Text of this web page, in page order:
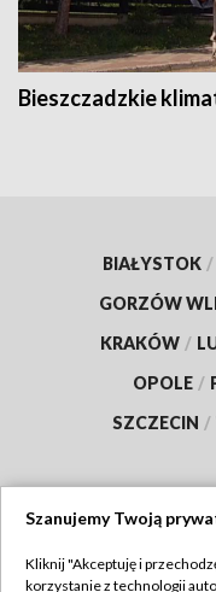
Bieszczadzkie
BIAŁYSTOK /
GORZÓW
KRAKÓW /
OPOLE /
SZCZECIN /
Szanujemy Twoją
Kliknij "Akceptuję i
korzystanie z technologii